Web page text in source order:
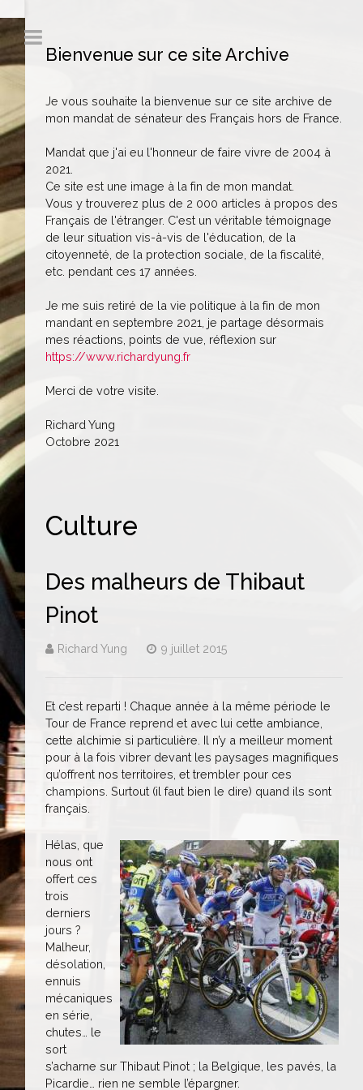
Bienvenue sur ce site Archive
Je vous souhaite la bienvenue sur ce site archive de
mon mandat de sénateur des Français hors de France.
Mandat que j'ai eu l'honneur de faire vivre de 2004 à
2021.
Ce site est une image à la fin de mon mandat.
Vous y trouverez plus de 2 000 articles à propos des
Français de l'étranger. C'est un véritable témoignage
de leur situation vis-à-vis de l'éducation, de la
citoyenneté, de la protection sociale, de la fiscalité,
etc. pendant ces 17 années.
Je me suis retiré de la vie politique à la fin de mon
mandant en septembre 2021, je partage désormais
mes réactions, points de vue, réflexion sur
https://www.richardyung.fr
Merci de votre visite.
Richard Yung
Octobre 2021
Culture
Des malheurs de Thibaut
Pinot
Richard Yung 9 juillet 2015
Et c’est reparti ! Chaque année à la même période le
Tour de France reprend et avec lui cette ambiance,
cette alchimie si particulière. Il n’y a meilleur moment
pour à la fois vibrer devant les paysages magnifiques
qu’offrent nos territoires, et trembler pour ces
champions. Surtout (il faut bien le dire) quand ils sont
français.
Hélas, que
nous ont
offert ces
trois
derniers
jours ?
Malheur,
désolation,
ennuis
mécaniques
en série,
chutes… le
sort
s’acharne sur Thibaut Pinot ; la Belgique, les pavés, la
Picardie… rien ne semble l’épargner.